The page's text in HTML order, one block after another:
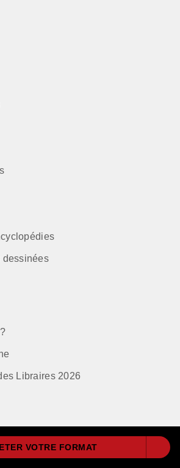
VOTRE FORMAT
dessinées
Libraires 2026